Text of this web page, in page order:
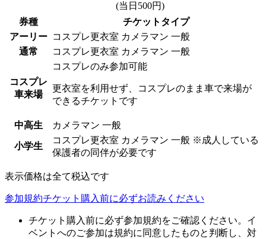
(当日500円)
券種
チケットタイプ
アーリー
コスプレ更衣室 カメラマン 一般
通常
コスプレ更衣室 カメラマン 一般
コスプレ
車来場
コスプレのみ参加可能
更衣室を利用せず、コスプレのまま車で来場が
できるチケットです
中高生 カメラマン 一般
小学生
コスプレ更衣室 カメラマン 一般 ※成人している
保護者の同伴が必要です
表示価格は全て税込です
参加規約チケット購入前に必ずお読みください
チケット購入前に必ず参加規約をご確認ください。イ
ベントへのご参加は規約に同意したものと判断し、対